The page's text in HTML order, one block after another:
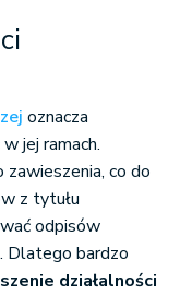
oznacza
jej ramach.
co do
z tytułu
odpisów
Dlatego bardzo
działalności